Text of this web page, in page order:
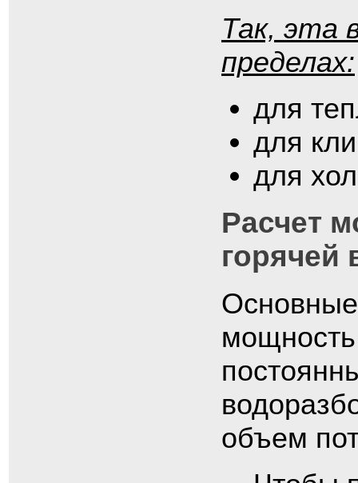
Так, эта
пределах:
для
для
для
Расчет
горячей
мощность
объем